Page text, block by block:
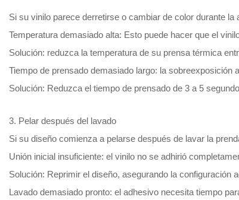
Si su vinilo parece derretirse o cambiar de color durante
Temperatura demasiado alta: Esto puede hacer que el
Solución: reduzca la temperatura de su prensa térmica
Tiempo de prensado demasiado largo: la sobreexposición
Solución: Reduzca el tiempo de prensado de 3 a 5
3. Pelar después del lavado
Si su diseño comienza a pelarse después de lavar la
Unión inicial insuficiente: el vinilo no se adhirió
Solución: Reprimir el diseño, asegurando la configuración
Lavado demasiado pronto: el adhesivo necesita tiempo